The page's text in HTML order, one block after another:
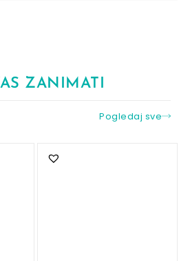
ZANIMATI
Pogledaj sve